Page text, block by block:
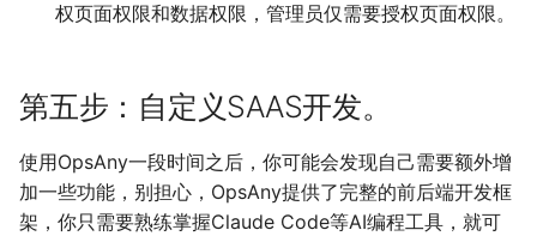
权页面权限和数据权限，管理员仅需要授权页面权限。
第五步：自定义SAAS开发。
使用OpsAny一段时间之后，你可能会发现自己需要额外增
加一些功能，别担心，OpsAny提供了完整的前后端开发框
架，你只需要熟练掌握Claude Code等AI编程工具，就可